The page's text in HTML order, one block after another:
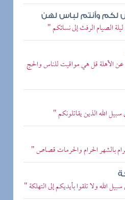
لكم وأنتم لباس لهن
الصيام الرفث إلى نسائكم "
عن الأهلة قل هي مواقيت للناس والحج
الله الذين يقاتلونكم "
بالشهر الحرام والحرمات قصاص "
الله ولا تلقوا بأيديكم إلى التهلكة "